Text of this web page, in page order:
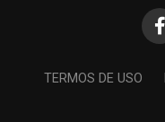
TERMOS DE USO